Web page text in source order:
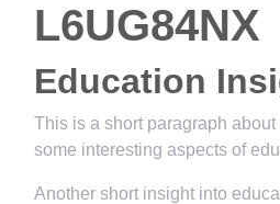
L6UG84NX
Education
This is a short paragraph
some interesting aspects of
Another short insight into